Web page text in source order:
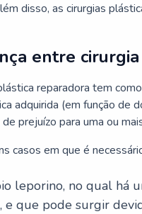
disso, as cirurgias
entre
reparadora tem
adquirida (em função de
prejuízo para uma ou
casos em que é
leporino, no qual há
e que pode surgir